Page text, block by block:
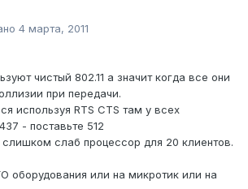
4 марта, 2011
чистый 802.11 а значит когда все они
при передачи.
используя RTS CTS там у всех
- поставьте 512
слаб процессор для 20 клиентов.
оборудования или на микротик или на